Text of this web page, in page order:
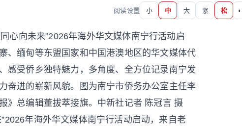
阅读设置 小 中 大 紧 松 ◐
年海外华文媒体南宁行活动启动，来自老